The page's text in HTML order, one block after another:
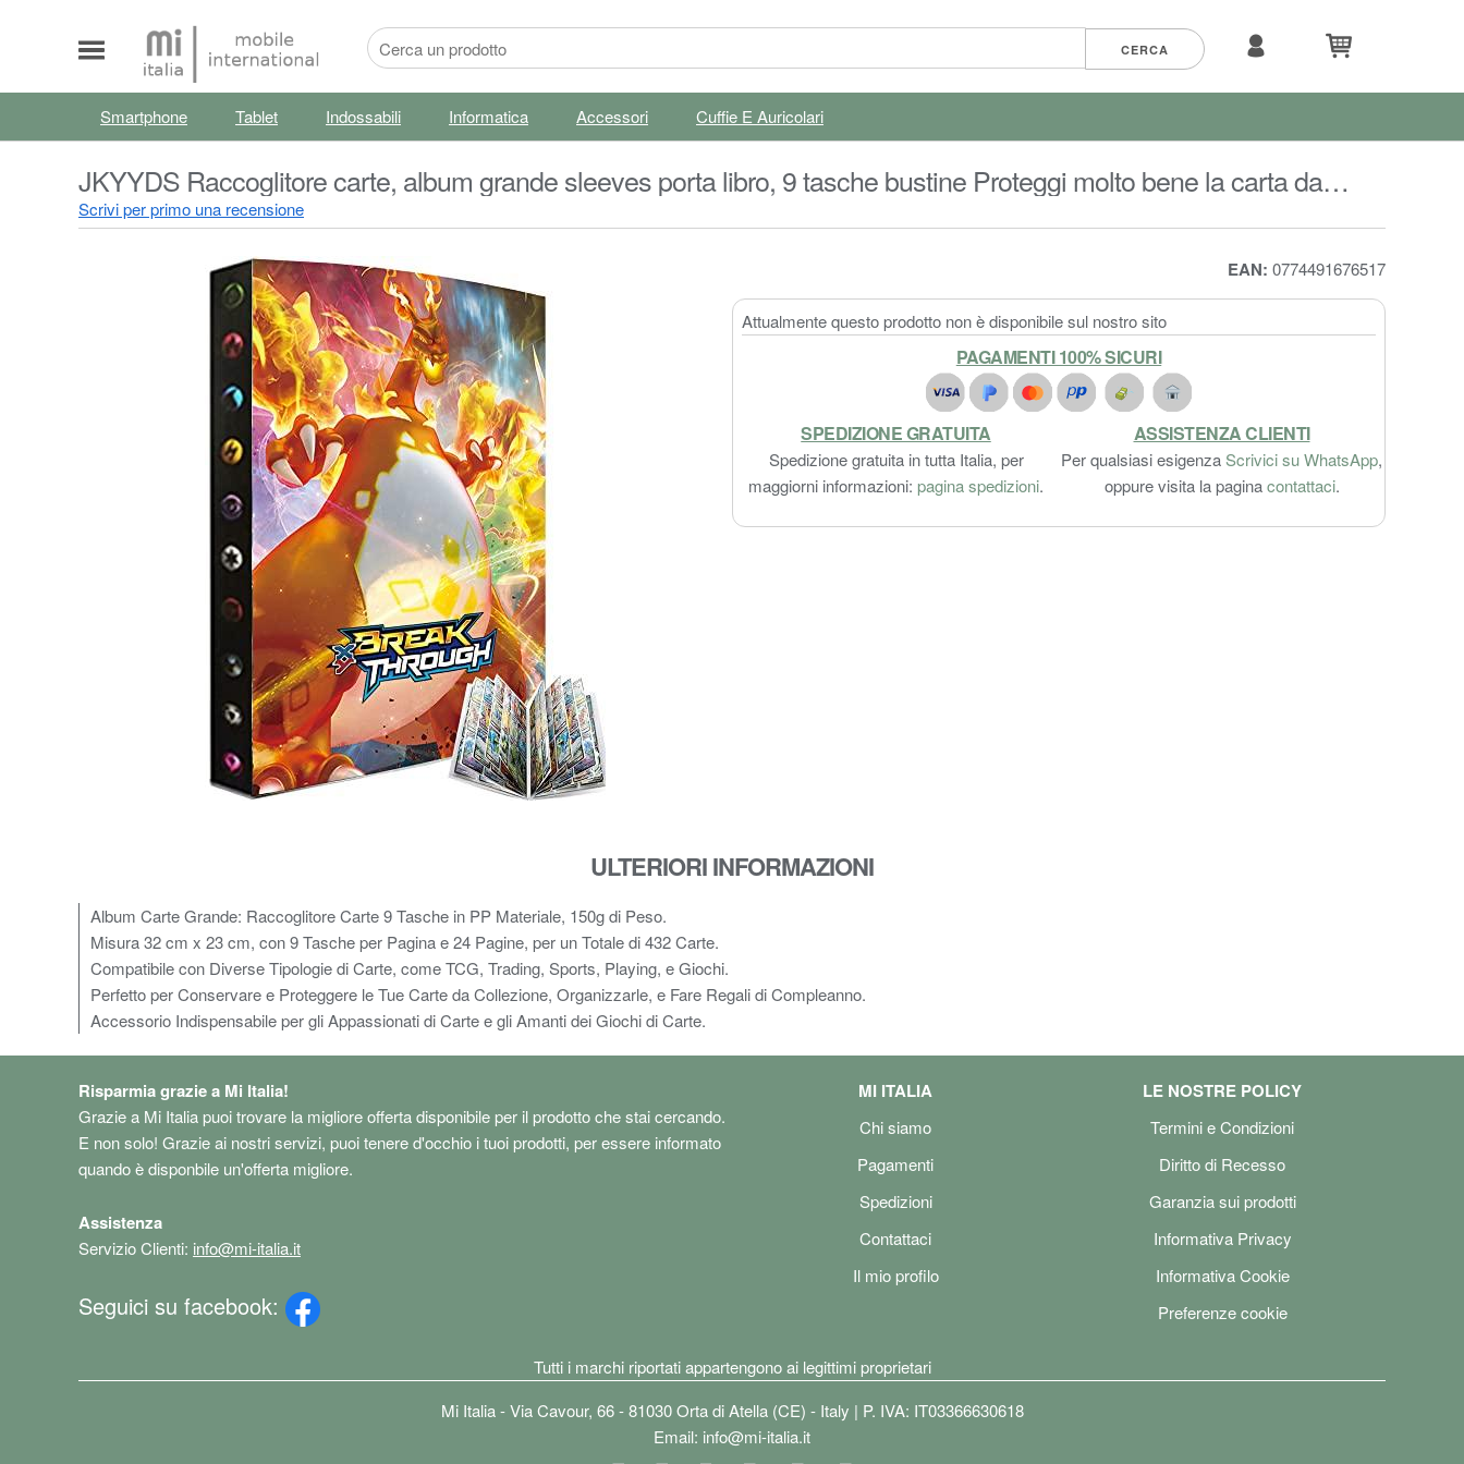
Smartphone Tablet Indossabili Informatica Accessori Cuffie E Auricolari
JKYYDS Raccoglitore carte, album grande sleeves porta libro, 9 tasche bustine Proteggi molto bene la carta da
collezione - 24 pagine - contiene 432 carte (Y23)
Scrivi per primo una recensione
EAN: 0774491676517
Attualmente questo prodotto non è disponibile sul nostro sito
PAGAMENTI 100% SICURI
ASSISTENZA CLIENTI
Per qualsiasi esigenzaScrivici su WhatsApp,
oppure visita la paginacontattaci.
SPEDIZIONE GRATUITA
Spedizione gratuita in tutta Italia, per
maggiorni informazioni: pagina spedizioni.
ULTERIORI INFORMAZIONI
Album Carte Grande: Raccoglitore Carte 9 Tasche in PP Materiale, 150g di Peso.
Misura 32 cm x 23 cm, con 9 Tasche per Pagina e 24 Pagine, per un Totale di 432 Carte.
Compatibile con Diverse Tipologie di Carte, come TCG, Trading, Sports, Playing, e Giochi.
Perfetto per Conservare e Proteggere le Tue Carte da Collezione, Organizzarle, e Fare Regali di Compleanno.
Accessorio Indispensabile per gli Appassionati di Carte e gli Amanti dei Giochi di Carte.
Risparmia grazie a Mi Italia!
Grazie a Mi Italia puoi trovare la migliore offerta disponibile per il prodotto che stai cercando.
E non solo! Grazie ai nostri servizi, puoi tenere d'occhio i tuoi prodotti, per essere informato
quando è disponbile un'offerta migliore.
Assistenza
Servizio Clienti: info@mi-italia.it
Seguici su facebook:
MI ITALIA
Chi siamo
Pagamenti
Spedizioni
Contattaci
Il mio profilo
LE NOSTRE POLICY
Termini e Condizioni
Diritto di Recesso
Garanzia sui prodotti
Informativa Privacy
Informativa Cookie
Preferenze cookie
Tutti i marchi riportati appartengono ai legittimi proprietari
Mi Italia - Via Cavour, 66 - 81030 Orta di Atella (CE) - Italy | P. IVA: IT03366630618
Email: info@mi-italia.it